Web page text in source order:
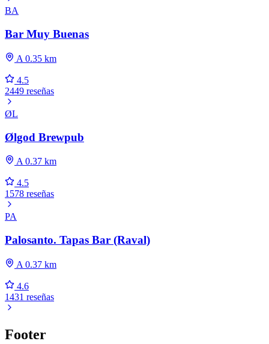
BA
Bar Muy Buenas
A 0.35 km
4.5
2449 reseñas
ØL
Ølgod Brewpub
A 0.37 km
4.5
1578 reseñas
PA
Palosanto. Tapas Bar (Raval)
A 0.37 km
4.6
1431 reseñas
Footer